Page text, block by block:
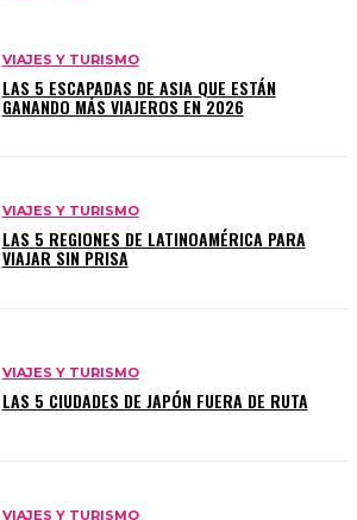
VIAJES Y TURISMO
LAS 5 ESCAPADAS DE ASIA QUE ESTÁN
GANANDO MÁS VIAJEROS EN 2026
VIAJES Y TURISMO
LAS 5 REGIONES DE LATINOAMÉRICA PARA
VIAJAR SIN PRISA
VIAJES Y TURISMO
LAS 5 CIUDADES DE JAPÓN FUERA DE RUTA
VIAJES Y TURISMO